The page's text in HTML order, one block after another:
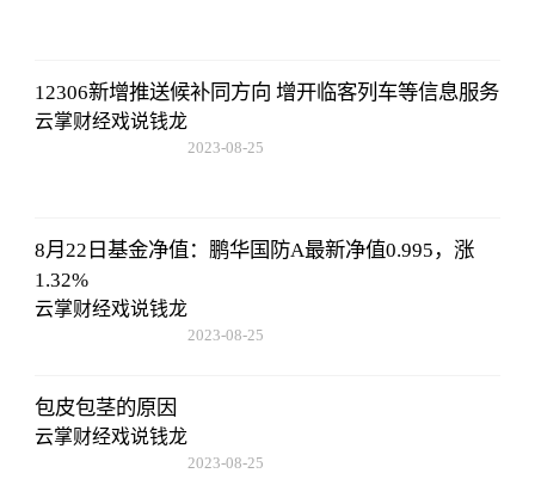
12306新增推送候补同方向 增开临客列车等信息服务
云掌财经戏说钱龙
2023-08-25
8月22日基金净值：鹏华国防A最新净值0.995，涨
1.32%
云掌财经戏说钱龙
2023-08-25
包皮包茎的原因
云掌财经戏说钱龙
2023-08-25